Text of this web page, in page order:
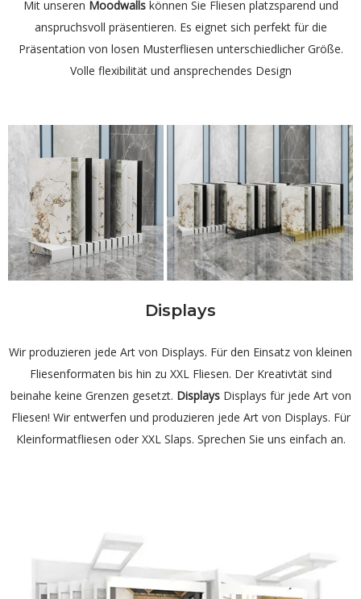
Mit unseren Moodwallskönnen Sie Fliesen platzsparend und
anspruchsvoll präsentieren. Es eignet sich perfekt für die
Präsentation von losen Musterfliesen unterschiedlicher Größe.
Volle flexibilität und ansprechendes Design
Displays
Wir produzieren jede Art von Displays. Für den Einsatz von kleinen
Fliesenformaten bis hin zu XXL Fliesen. Der Kreativtät sind
beinahe keine Grenzen gesetzt. Displays Displays für jede Art von
Fliesen! Wir entwerfen und produzieren jede Art von Displays. Für
Kleinformatfliesen oder XXL Slaps. Sprechen Sie uns einfach an.